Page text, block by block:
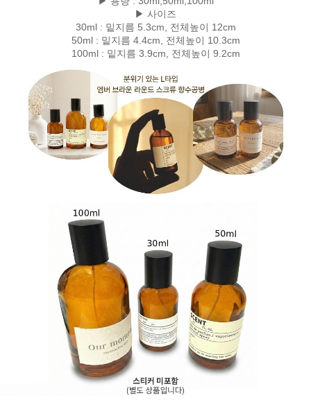
▶ 사이즈
30ml : 밑지름 5.3cm, 전체높이 12cm
50ml : 밑지름 4.4cm, 전체높이 10.3cm
100ml : 밑지름 3.9cm, 전체높이 9.2cm